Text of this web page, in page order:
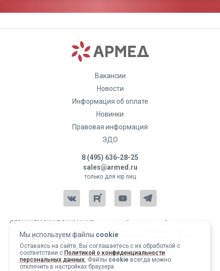
Мы используем файлы cookie
Оставаясь на сайте, Вы соглашаетесь с их обработкой с
соответствии с Политикой о конфиденциальности
персональных данных. Файлы cookie всегда можно
отключить в настройках браузера.
Вакансии
Новости
Информация об оплате
Новинки
Правовая информация
ЭДО
8 (495) 636-28-25
sales@armed.ru
только для юр.лиц
ОБРАЩАЕМ ВАШЕ ВНИМАНИЕ, что данный интернет-сайт и материалы,
характер и ни при каких условиях не являются публичной офертой,
определяемой положениями статьи 437 Гражданского кодекса РФ.
Copyright 2004-2026 © Армед